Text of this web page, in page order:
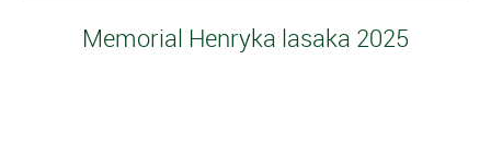
Memorial Henryka lasaka 2025